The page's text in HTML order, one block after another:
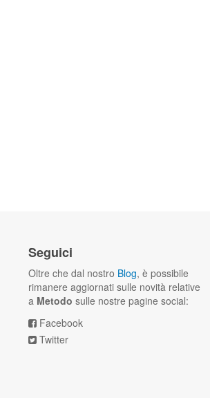
Seguici
Oltre che dal nostro Blog, è possibile
rimanere aggiornati sulle novità relative
a Metodo sulle nostre pagine social:
Facebook
Twitter